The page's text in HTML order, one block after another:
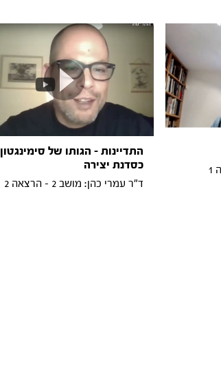
התדיינות - הגותו של סימינגטון
כסדנת יצירה
ד"ר עמרי כהן: מושב 2 - הרצאה 2